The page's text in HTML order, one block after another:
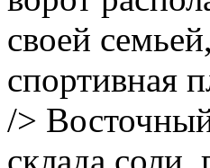
своей
спортивная
/>
склада соли,